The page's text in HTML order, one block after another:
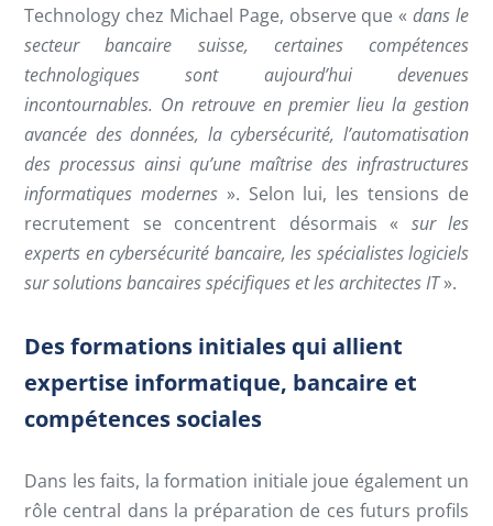
Technology chez Michael Page, observe que «dans le
secteur bancaire suisse, certaines compétences
technologiques sont aujourd’hui devenues
incontournables. On retrouve en premier lieu la gestion
avancée des données, la cybersécurité, l’automatisation
des processus ainsi qu’une maîtrise des infrastructures
informatiques modernes». Selon lui, les tensions de
recrutement se concentrent désormais « sur les
experts en cybersécurité bancaire, les spécialistes logiciels
sur solutions bancaires spécifiques et les architectes IT».
Des formations initiales qui allient
expertise informatique, bancaire et
compétences sociales
Dans les faits, la formation initiale joue également un
rôle central dans la préparation de ces futurs profils